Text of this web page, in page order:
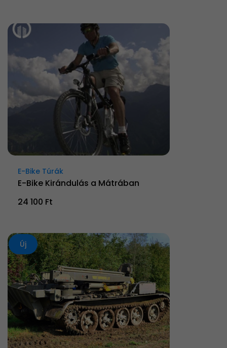
E-Bike Túrák
E-Bike Kirándulás a Mátrában
24 100 Ft
Új